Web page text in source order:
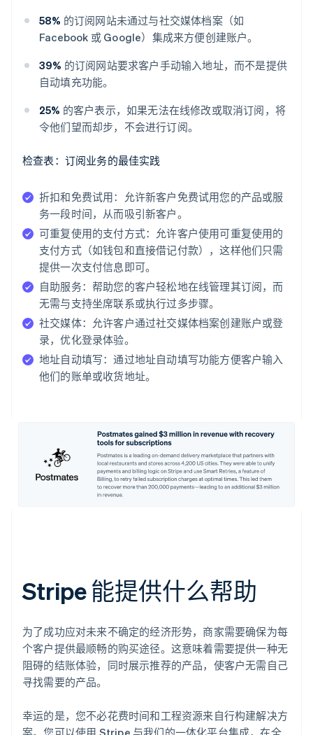
58% 的订阅网站未通过与社交媒体档案（如
Facebook 或 Google）集成来方便创建账户。
39% 的订阅网站要求客户手动输入地址，而不是提供
自动填充功能。
25% 的客户表示，如果无法在线修改或取消订阅，将
令他们望而却步，不会进行订阅。
检查表：订阅业务的最佳实践
折扣和免费试用：
允许新客户免费试用您的产品或服
务一段时间，从而吸引新客户。
可重复使用的支付方式： 允许客户使用可重复使用的
支付方式（如钱包和直接借记付款），这样他们只需
提供一次支付信息即可。
自助服务： 帮助您的客户轻松地在线管理其订阅，而
无需与支持坐席联系或执行过多步骤。
社交媒体： 允许客户通过社交媒体档案创建账户或登
录，优化登录体验。
地址自动填写：通过地址自动填写功能方便客户输入
他们的账单或收货地址。
Stripe 能提供什么帮助
为了成功应对未来不确定的经济形势，商家需要确保为每
个客户提供最顺畅的购买途径。这意味着需要提供一种无
阻碍的结账体验，同时展示推荐的产品，使客户无需自己
寻找需要的产品。
幸运的是，您不必花费时间和工程资源来自行构建解决方